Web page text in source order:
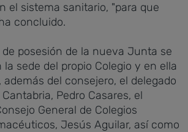
el sistema sanitario, "para que
concluido.
posesión de la nueva Junta se
sede del propio Colegio y en ella
del consejero, el delegado
Pedro Casares, el
General de Colegios
Jesús Aguilar, así como